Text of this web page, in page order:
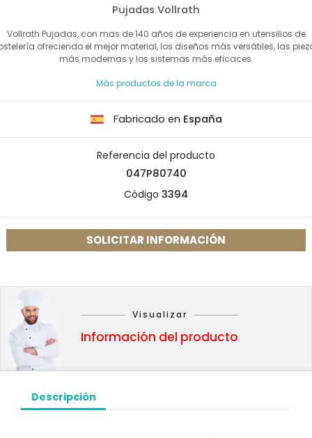
Pujadas Vollrath
Vollrath Pujadas, con mas de 140 años de experiencia en utensilios de
ofreciendo el mejor material, los diseños más versátiles, las
más modernas y los sistemas más eficaces.
Más productos de la marca
Fabricado en España
Referencia del producto
047P80740
Código 3394
SOLICITAR INFORMACIÓN
Visualizar
Información del producto
Descripción